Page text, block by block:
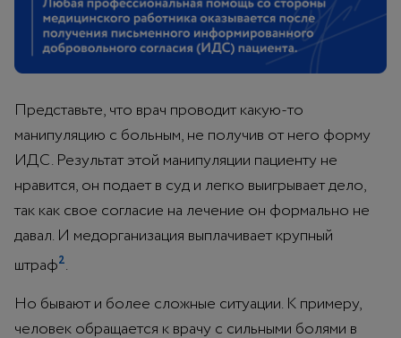
Представьте, что врач проводит какую-то
манипуляцию с больным, не получив от него форму
ИДС. Результат этой манипуляции пациенту не
нравится, он подает в суд и легко выигрывает дело,
так как свое согласие на лечение он формально не
давал. И медорганизация выплачивает крупный
штраф2.
Но бывают и более сложные ситуации. К примеру,
человек обращается к врачу с сильными болями в